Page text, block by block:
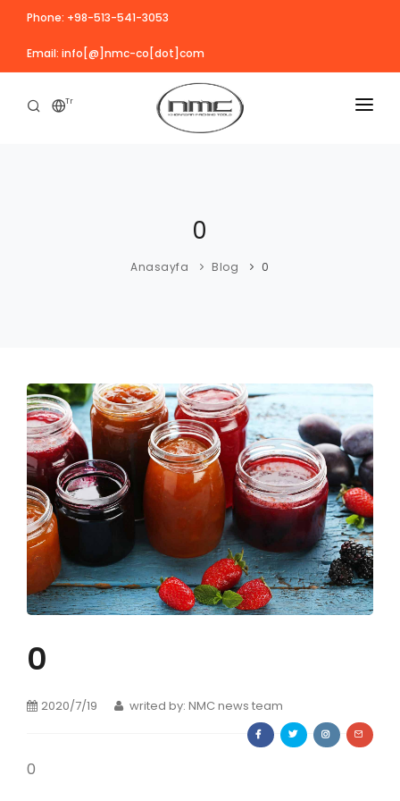
Phone: +98-513-541-3053
Email: info[@]nmc-co[dot]com
Tr
Dilimleyici,Kıyma ve Rendeleme Makineleri
Atık Giderme Makinesi
kabuk soyucular
Dereceler ve sıralamalar
Yıkama Makineleri
TESISLER
Depo ve aktarma tankları
Transfer bantları, kaldırıcı ve trafik bantları
BLOG
FOTOĞRAFLAR
E- KATALOG
İLETİŞİM
0
Anasayfa Blog 0
0
2020/7/19 writed by: NMC news team
0